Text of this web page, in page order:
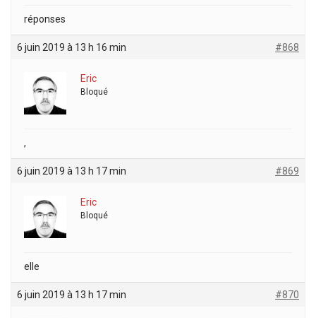
réponses
6 juin 2019 à 13 h 16 min #868
Eric
Bloqué
,
6 juin 2019 à 13 h 17 min #869
Eric
Bloqué
elle
6 juin 2019 à 13 h 17 min #870